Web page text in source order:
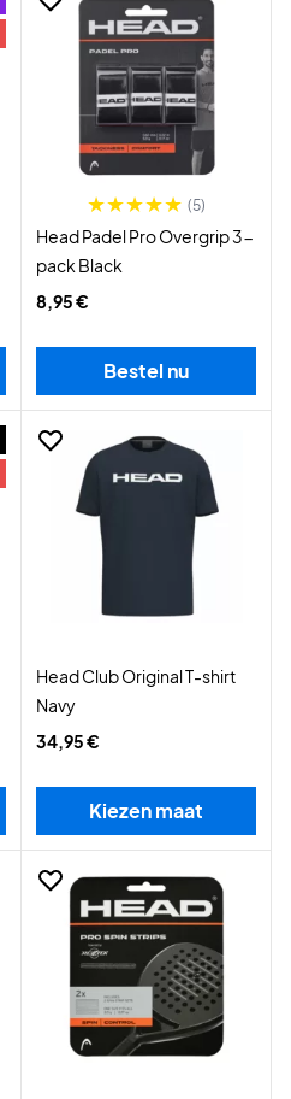
(5)
Head Padel Pro Overgrip 3-
pack Black
8,95 €
Bestel nu
Head Club Original T-shirt
Navy
34,95 €
Kiezen maat